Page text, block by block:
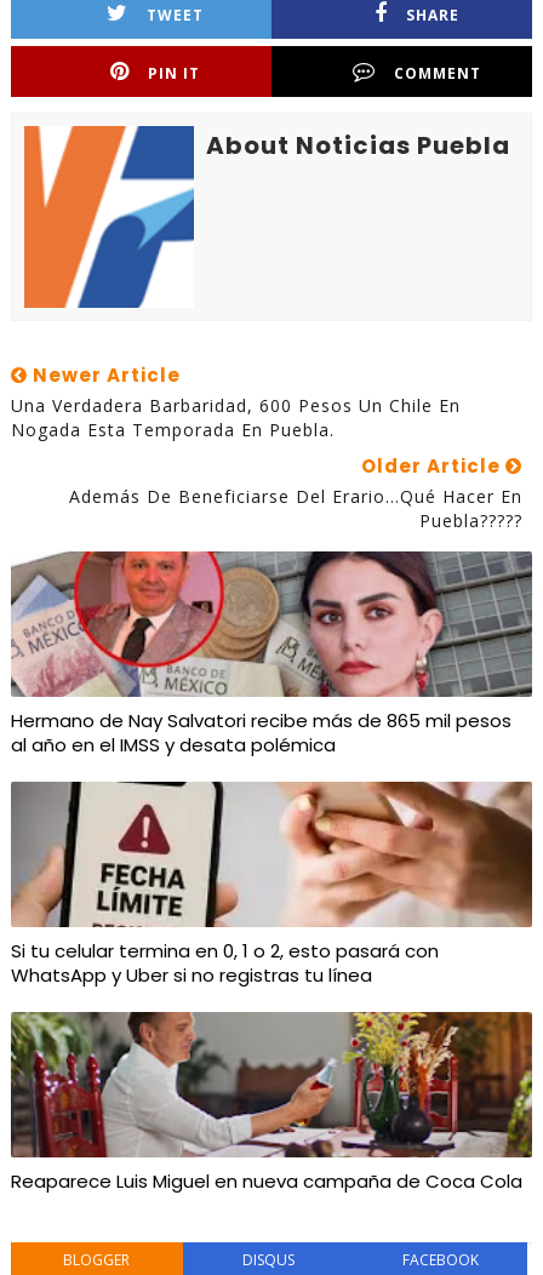
TWEET SHARE
PIN IT COMMENT
About Noticias Puebla
Newer Article
Una Verdadera Barbaridad, 600 Pesos Un Chile En
Nogada Esta Temporada En Puebla.
Older Article
Además De Beneficiarse Del Erario...qué Hacer En
Puebla?????
Hermano de Nay Salvatori recibe más de 865 mil pesos
al año en el IMSS y desata polémica
Si tu celular termina en 0, 1 o 2, esto pasará con
WhatsApp y Uber si no registras tu línea
Reaparece Luis Miguel en nueva campaña de Coca Cola
BLOGGER DISQUS FACEBOOK